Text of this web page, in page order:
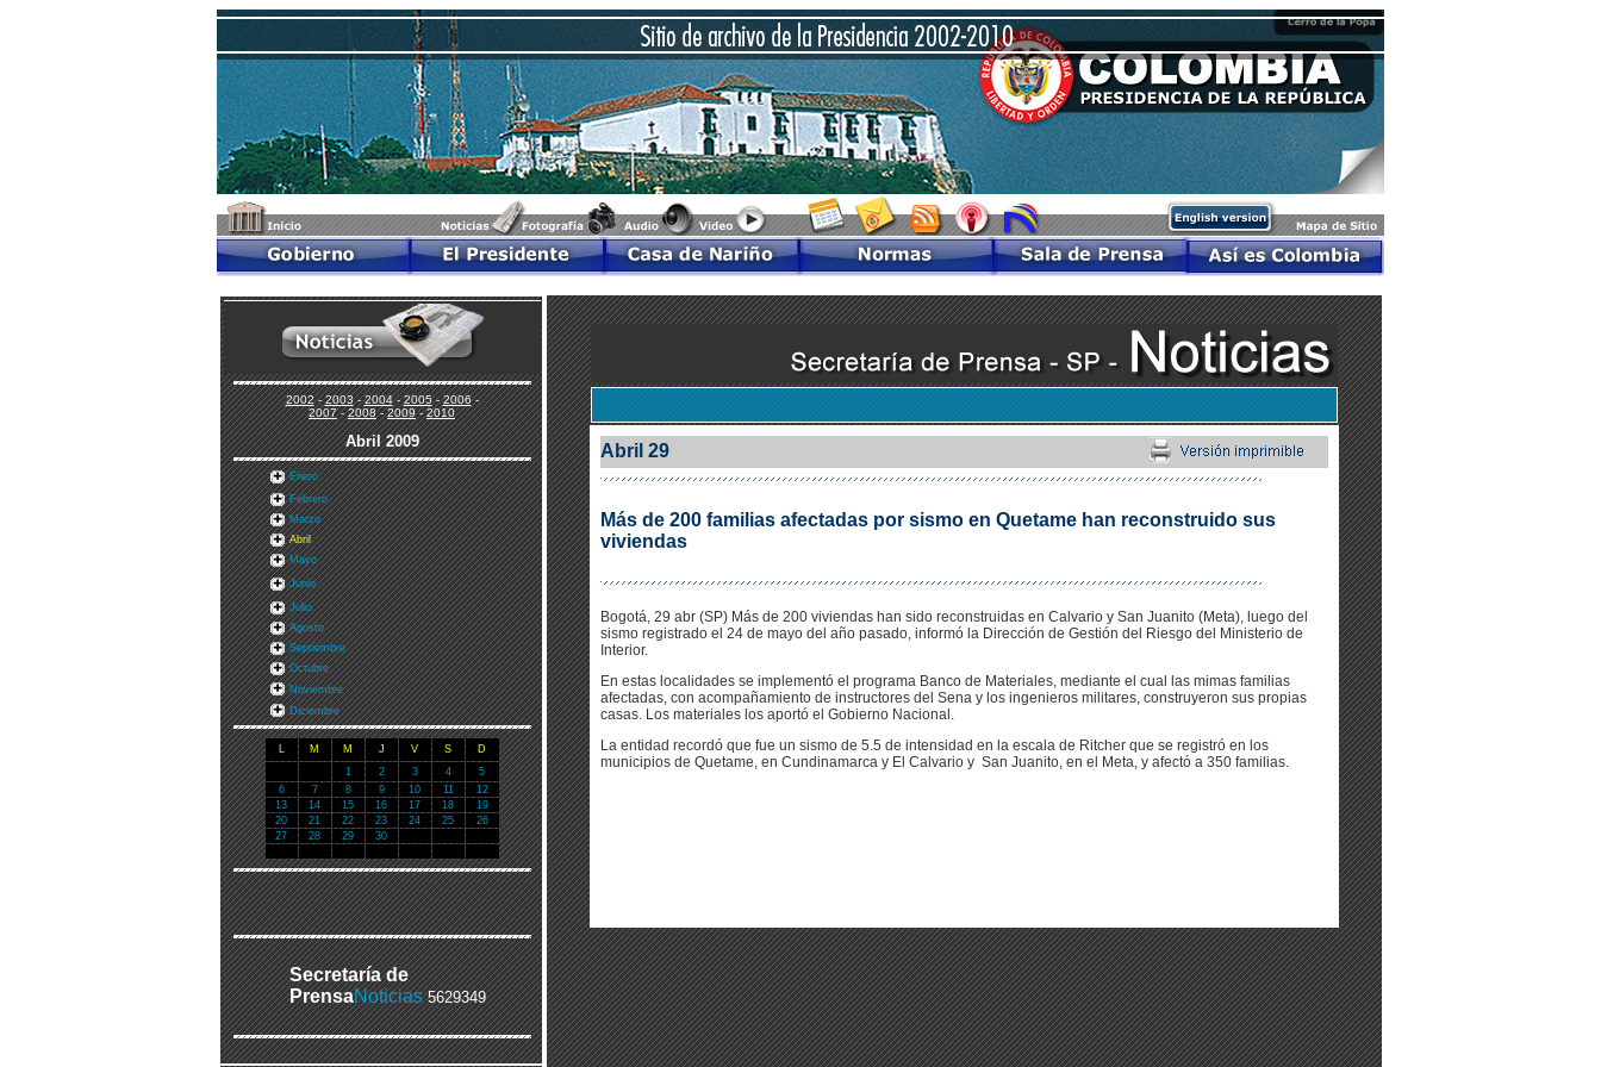
2002-2003-2004-2005-2006-
2007-2008-2009-2010
Abril2009
Enero
Febrero
Marzo
Abril
Mayo
Junio
Julio
Agosto
Septiembre
Octubre
Noviembre
Diciembre
L M M J V S
D
1
2 3 4
5
6
7 8 9 10 11
12
13
14 15 16 17 18
19
20
21 22 23 24 25
26
27
28 29 30
Secretaría de
PrensaNoticias 5629349
Abril 29
Más de 200 familias afectadas por sismo en Quetame han reconstruido sus
viviendas
Bogotá, 29 abr (SP) Más de 200 viviendas han sido reconstruidas en Calvario y San Juanito (Meta), luego del
sismo registrado el 24 de mayo del año pasado, informó la Dirección de Gestión del Riesgo del Ministerio de
Interior.
En estas localidades se implementó el programa Banco de Materiales, mediante el cual las mimas familias
afectadas, con acompañamiento de instructores del Sena y los ingenieros militares, construyeron sus propias
casas. Los materiales los aportó el Gobierno Nacional.
La entidad recordó que fue un sismo de 5.5 de intensidad en la escala de Ritcher que se registró en los
municipios de Quetame, en Cundinamarca y El Calvario y San Juanito, en el Meta, y afectó a 350 familias.